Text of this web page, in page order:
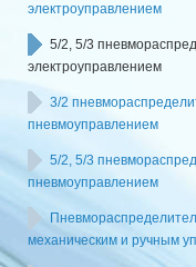
электроуправлением
5/2, 5/3
электроуправлением
3/2
пневмоуправлением
5/2, 5/3
пневмоуправлением
механическим и ручным